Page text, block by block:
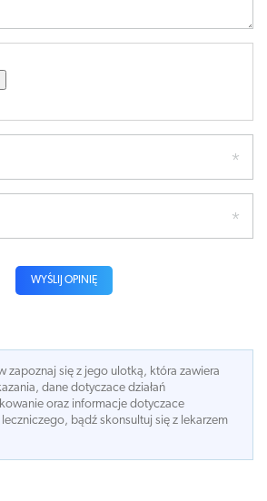
WYŚLIJ OPINIĘ
zapoznaj się z jego ulotką, która zawiera
dane dotyczace działań
oraz informacje dotyczace
bądź skonsultuj się z lekarzem